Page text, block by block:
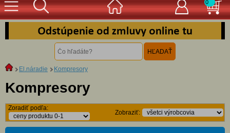
0
El.náradie Kompresory
Kompresory
Zoradiť podľa:
Zobraziť: